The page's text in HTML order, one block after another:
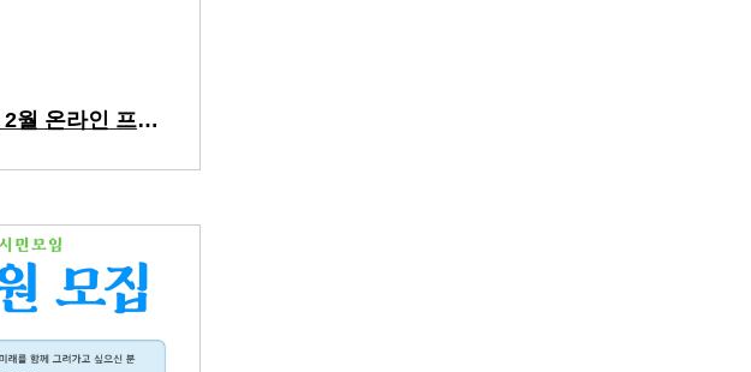
고덕수변생태공원 2월 온라인 프로그램…